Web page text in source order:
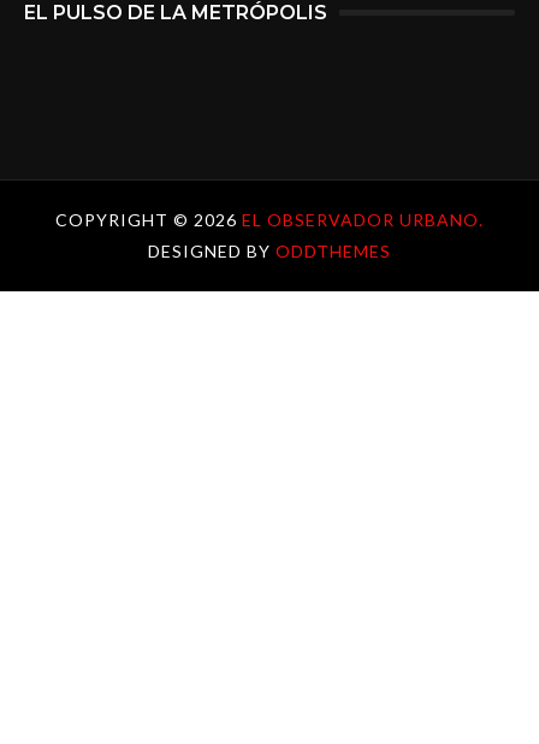
EL PULSO DE LA METRÓPOLIS
COPYRIGHT © 2026 EL OBSERVADOR URBANO.
DESIGNED BY ODDTHEMES